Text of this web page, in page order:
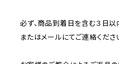
必ず、商品到着日を含む３日
またはメールにてご連絡くださ